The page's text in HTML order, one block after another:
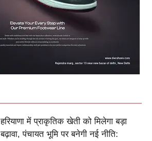
हरियाणा में प्राकृतिक खेती को मिलेगा बड़ा
बढ़ावा, पंचायत भूमि पर बनेगी नई नीति: